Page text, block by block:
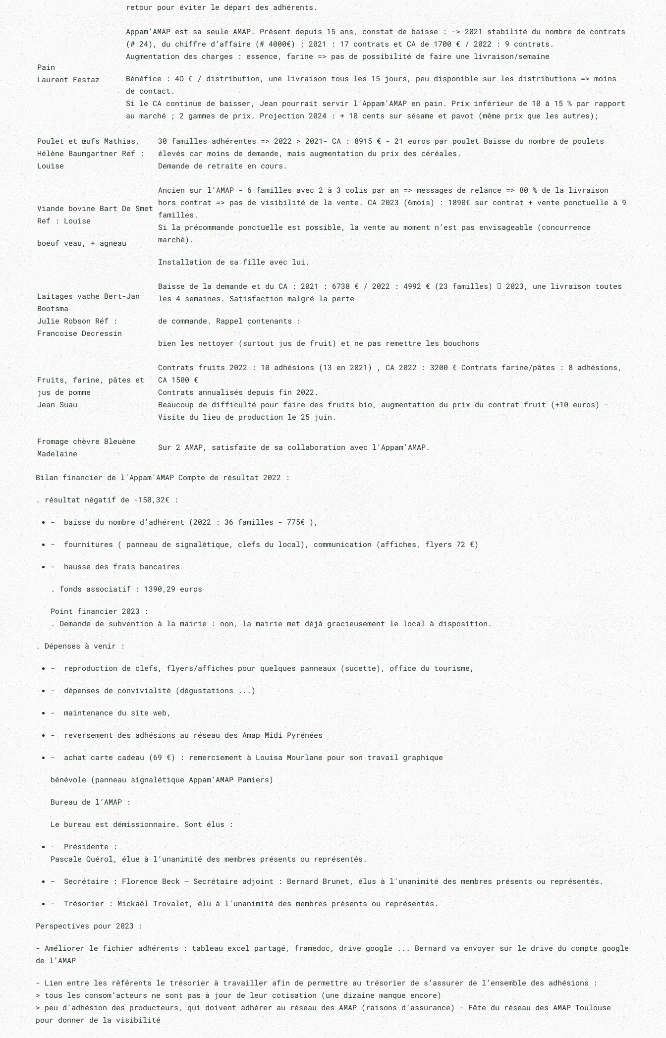
retour pour éviter le départ des adhérents.
Pain
Laurent Festaz
Appam’AMAP est sa seule AMAP. Présent depuis 15 ans, constat de baisse : -> 2021 stabilité du nombre de contrats
(# 24), du chiffre d’affaire (# 4000€) ; 2021 : 17 contrats et CA de 1700 € / 2022 : 9 contrats.
Augmentation des charges : essence, farine => pas de possibilité de faire une livraison/semaine
Bénéfice : 4O € / distribution, une livraison tous les 15 jours, peu disponible sur les distributions => moins
de contact.
Si le CA continue de baisser, Jean pourrait servir l’Appam’AMAP en pain. Prix inférieur de 10 à 15 % par rapport
au marché ; 2 gammes de prix. Projection 2024 : + 10 cents sur sésame et pavot (même prix que les autres);
Poulet et œufs Mathias,
Hélène Baumgartner Ref :
Louise
30 familles adhérentes => 2022 > 2021- CA : 8915 € - 21 euros par poulet Baisse du nombre de poulets
élevés car moins de demande, mais augmentation du prix des céréales.
Demande de retraite en cours.
Viande bovine Bart De Smet
Ref : Louise
boeuf veau, + agneau
Ancien sur l’AMAP - 6 familles avec 2 à 3 colis par an => messages de relance => 80 % de la livraison
hors contrat => pas de visibilité de la vente. CA 2023 (6mois) : 1890€ sur contrat + vente ponctuelle à 9
familles.
Si la précommande ponctuelle est possible, la vente au moment n’est pas envisageable (concurrence
marché).
Installation de sa fille avec lui.
Laitages vache Bert-Jan
Bootsma
Julie Robson Réf :
Francoise Decressin
Baisse de la demande et du CA : 2021 : 6738 € / 2022 : 4992 € (23 familles)  2023, une livraison toutes
les 4 semaines. Satisfaction malgré la perte
de commande. Rappel contenants :
bien les nettoyer (surtout jus de fruit) et ne pas remettre les bouchons
Fruits, farine, pâtes et
jus de pomme
Jean Suau
Contrats fruits 2022 : 10 adhésions (13 en 2021) , CA 2022 : 3200 € Contrats farine/pâtes : 8 adhésions,
CA 1500 €
Contrats annualisés depuis fin 2022.
Beaucoup de difficulté pour faire des fruits bio, augmentation du prix du contrat fruit (+10 euros) -
Visite du lieu de production le 25 juin.
Fromage chèvre Bleuène
Madelaine
Sur 2 AMAP, satisfaite de sa collaboration avec l’Appam’AMAP.
Bilan financier de l’Appam’AMAP Compte de résultat 2022 :
. résultat négatif de -150,32€ :
- baisse du nombre d’adhérent (2022 : 36 familles - 775€ ),
- fournitures ( panneau de signalétique, clefs du local), communication (affiches, flyers 72 €)
- hausse des frais bancaires
. fonds associatif : 1390,29 euros
Point financier 2023 :
. Demande de subvention à la mairie : non, la mairie met déjà gracieusement le local à disposition.
. Dépenses à venir :
- reproduction de clefs, flyers/affiches pour quelques panneaux (sucette), office du tourisme,
- dépenses de convivialité (dégustations ...)
- maintenance du site web,
- reversement des adhésions au réseau des Amap Midi Pyrénées
- achat carte cadeau (69 €) : remerciement à Louisa Mourlane pour son travail graphique
bénévole (panneau signalétique Appam’AMAP Pamiers)
Bureau de l’AMAP :
Le bureau est démissionnaire. Sont élus :
- Présidente :
Pascale Quérol, élue à l’unanimité des membres présents ou représentés.
- Secrétaire : Florence Beck – Secrétaire adjoint : Bernard Brunet, élus à l’unanimité des membres présents ou représentés.
- Trésorier : Mickaël Trovalet, élu à l’unanimité des membres présents ou représentés.
Perspectives pour 2023 :
- Améliorer le fichier adhérents : tableau excel partagé, framedoc, drive google ... Bernard va envoyer sur le drive du compte google
de l’AMAP
- Lien entre les référents le trésorier à travailler afin de permettre au trésorier de s’assurer de l’ensemble des adhésions :
> tous les consom’acteurs ne sont pas à jour de leur cotisation (une dizaine manque encore)
> peu d’adhésion des producteurs, qui doivent adhérer au réseau des AMAP (raisons d’assurance) - Fête du réseau des AMAP Toulouse
pour donner de la visibilité